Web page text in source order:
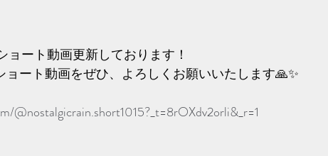
ョート動画更新しております！
ート動画をぜひ、よろしくお願いいたします🙏✨️
@nostalgicrain.short1015?_t=8rOXdv2orli&_r=1